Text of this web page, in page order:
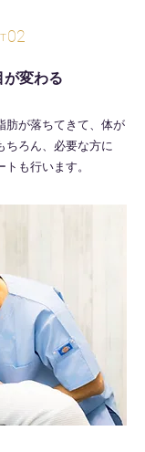
02
が変わる
肪が落ちてきて、体が
ちろん、必要な方に
も行います。